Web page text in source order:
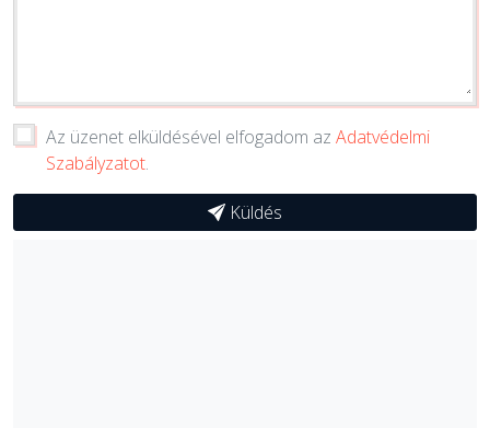
Az üzenet elküldésével elfogadom az Adatvédelmi
Szabályzatot.
Küldés